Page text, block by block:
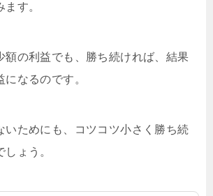
す。
額の利益でも、勝ち続ければ、結果
なるのです。
いためにも、コツコツ小さく勝ち続
ょう。